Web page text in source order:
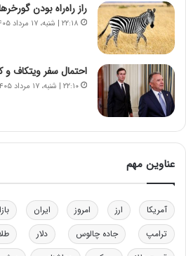
ر
م
ب
ل
ی
ن
ر
ت
ی
ا
راز راه‌راه بودن
۲۲:۱۸ | شنبه، ۱۷ مرداد ۱۴۰۵
احتمال سفر ویتکاف و
۲۲:۱۰ | شنبه، ۱۷ مرداد ۱۴۰۵
عناوین مهم
آمریکا ارز امروز ایران
ترامپ
جاده چالوس دلار